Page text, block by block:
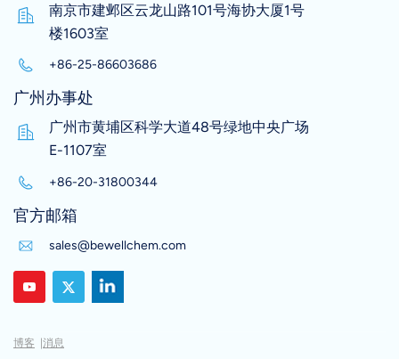
南京市建邺区云龙山路101号海协大厦1号
楼1603室
+86-25-86603686
广州办事处
广州市黄埔区科学大道48号绿地中央广场
E-1107室
+86-20-31800344
官方邮箱
sales@bewellchem.com
博客 |消息